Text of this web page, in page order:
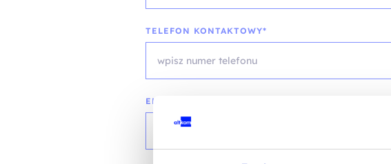
TELEFON KONTAKTOWY*
EMAIL*